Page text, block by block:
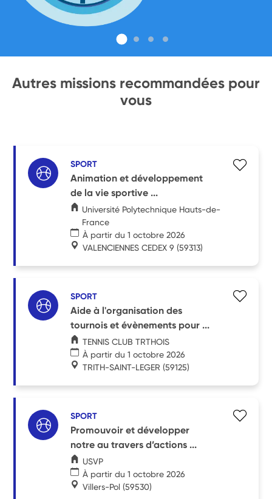
Autres missions recommandées pour
vous
SPORT
Animation et développement
de la vie sportive ...
Université Polytechnique Hauts-de-
France
À partir du 1 octobre 2026
VALENCIENNES CEDEX 9 (59313)
SPORT
Aide à l'organisation des
tournois et évènements pour ...
TENNIS CLUB TRTHOIS
À partir du 1 octobre 2026
TRITH-SAINT-LEGER (59125)
SPORT
Promouvoir et développer
notre au travers d’actions ...
USVP
À partir du 1 octobre 2026
Villers-Pol (59530)